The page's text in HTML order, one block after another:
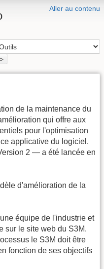
Aller au contenu
>
de la maintenance du
qui offre aux
pour l'optimisation
applicative du logiciel.
2 — a été lancée en
d'amélioration de la
équipe de l'industrie et
sur le site web du S3M.
le S3M doit être
fonction de ses objectifs